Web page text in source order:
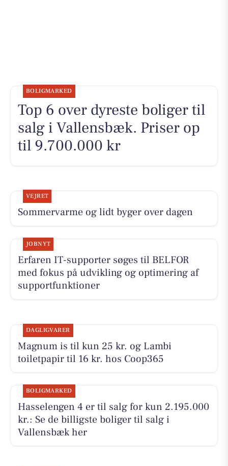
BOLIGMARKED
Top 6 over dyreste boliger til
salg i Vallensbæk. Priser op
til 9.700.000 kr
VEJRET
Sommervarme og lidt byger over dagen
JOBNYT
Erfaren IT-supporter søges til BELFOR
med fokus på udvikling og optimering af
supportfunktioner
DAGLIGVARER
Magnum is til kun 25 kr. og Lambi
toiletpapir til 16 kr. hos Coop365
BOLIGMARKED
Hasselengen 4 er til salg for kun 2.195.000
kr.: Se de billigste boliger til salg i
Vallensbæk her